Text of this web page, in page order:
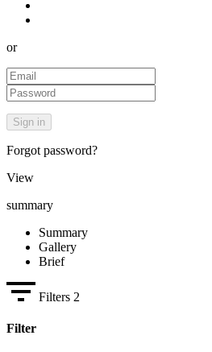
or
Forgot password?
View
summary
Summary
Gallery
Brief
Filters 2
Filter